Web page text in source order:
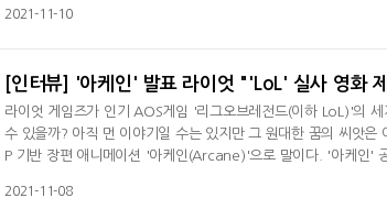
들에게 새로운 이야기를 전달한다. 이용자의 선택에 따라 달라지
2021-11-10
[인터뷰] '아케인' 발표 라이엇 "'LoL' 실사 영화
라이엇 게임즈가 인기 AOS게임 '리그오브레전드(이하 LoL)'의
수 있을까? 아직 먼 이야기일 수는 있지만 그 원대한 꿈의 씨앗
P 기반 장편 애니메이션 '아케인(Arcane)'으로 말이다. '아케인'
이 사실"이라며 "'LoL'이라는 살아있는 세계관을 바탕으로 새로운
2021-11-08